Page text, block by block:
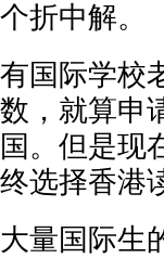
个折中解。
有国际学校
数，就算申
国。但是现
终选择香港
大量国际生